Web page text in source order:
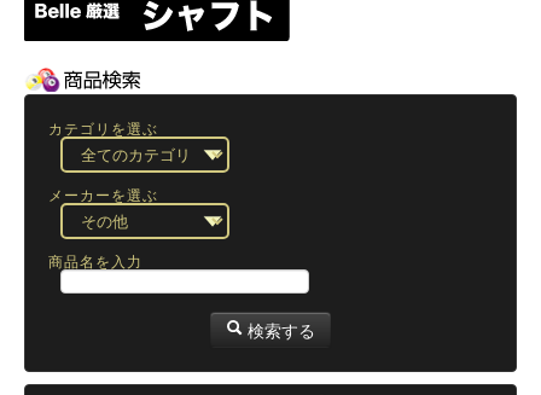
カテゴリを選ぶ
メーカーを選ぶ
商品名を入力
検索する